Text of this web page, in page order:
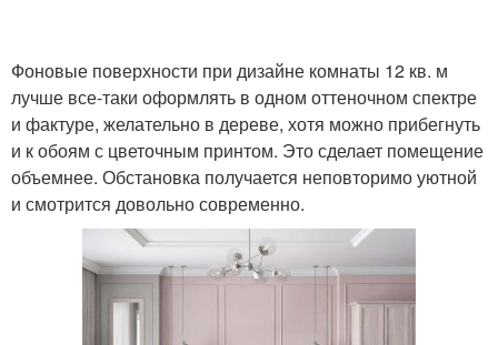
Фоновые поверхности при дизайне комнаты 12 кв. м
лучше все-таки оформлять в одном оттеночном спектре
и фактуре, желательно в дереве, хотя можно прибегнуть
и к обоям с цветочным принтом. Это сделает помещение
объемнее. Обстановка получается неповторимо уютной
и смотрится довольно современно.